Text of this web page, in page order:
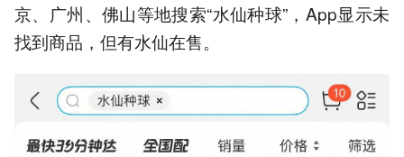
京、广州、佛山等地搜索“水仙种球”，App显示未
找到商品，但有水仙在售。